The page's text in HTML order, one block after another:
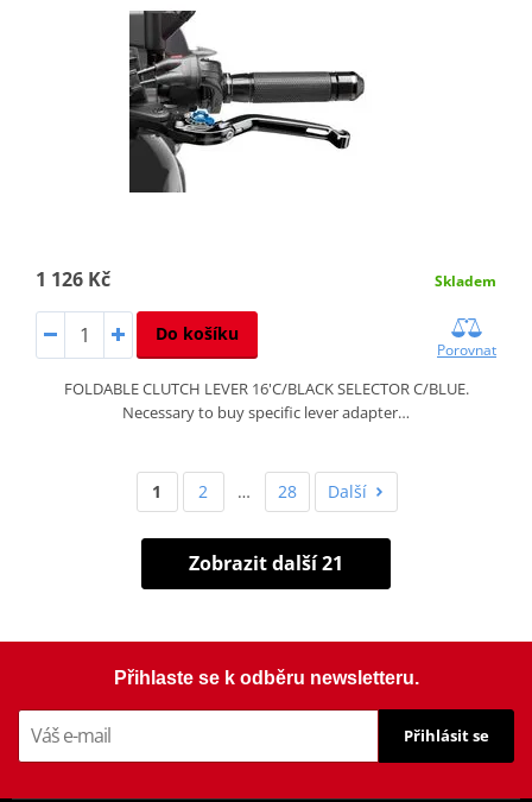
1 126 Kč Skladem
Do košíku
Porovnat
FOLDABLE CLUTCH LEVER 16'C/BLACK SELECTOR C/BLUE.
Necessary to buy specific lever adapter…
1 2 … 28 Další
Zobrazit další 21
Přihlaste se k odběru newsletteru.
Přihlásit se